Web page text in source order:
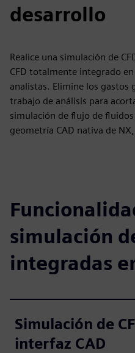
desarrollo
Realice una simulación de
CFD totalmente integrado
analistas. Elimine los gastos
trabajo de análisis para
simulación de flujo de
geometría CAD nativa de
simulación
integradas
Simulación de
interfaz CAD